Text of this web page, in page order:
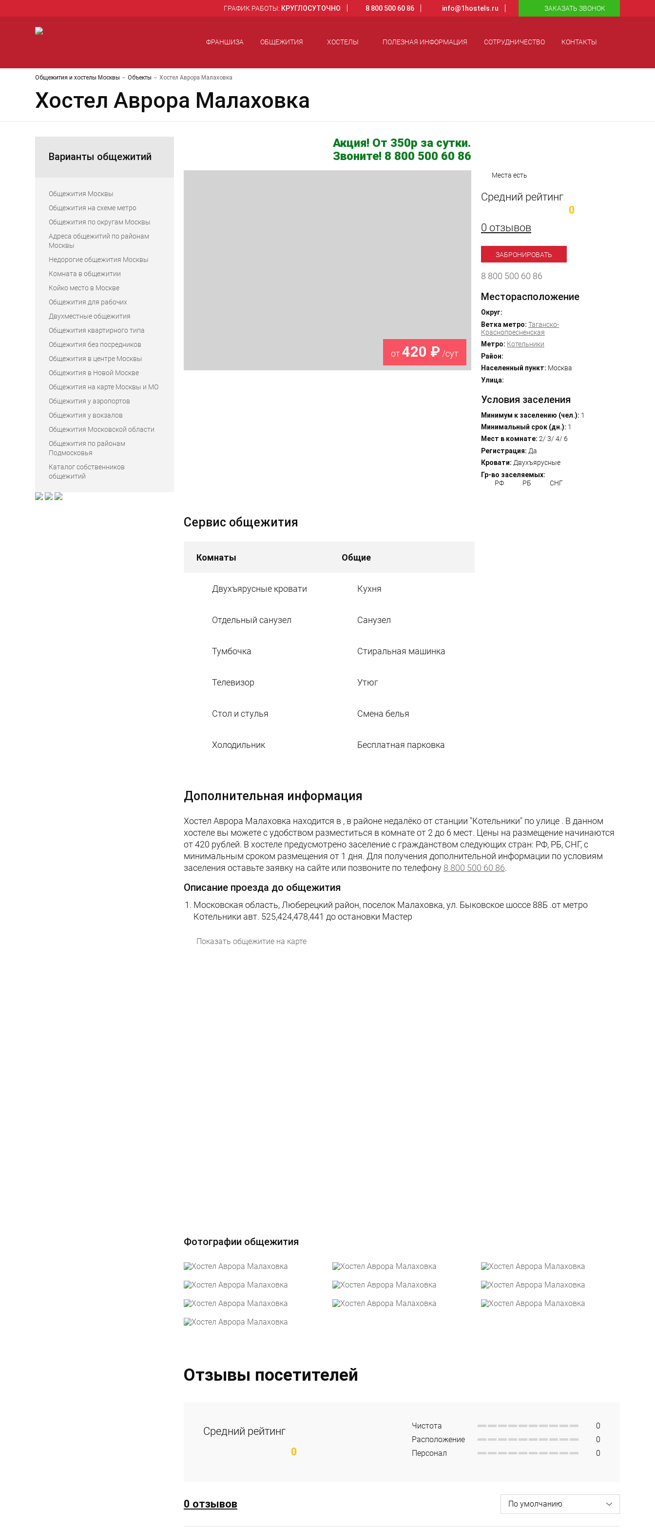
ГРАФИК РАБОТЫ: КРУГЛОСУТОЧНО 8 800 500 60 86 info@1hostels.ru ЗАКАЗАТЬ ЗВОНОК
ФРАНШИЗА ОБЩЕЖИТИЯ ХОСТЕЛЫ ПОЛЕЗНАЯ ИНФОРМАЦИЯ СОТРУДНИЧЕСТВО КОНТАКТЫ
Общежития и хостелы Москвы Объекты Хостел Аврора Малаховка
Хостел Аврора Малаховка
Варианты общежитий
Общежития Москвы
Общежития на схеме метро
Общежития по округам Москвы
Адреса общежитий по районам
Москвы
Недорогие общежития Москвы
Комната в общежитии
Койко место в Москве
Общежития для рабочих
Двухместные общежития
Общежития квартирного типа
Общежития без посредников
Общежития в центре Москвы
Общежития в Новой Москве
Общежития на карте Москвы и МО
Общежития у аэропортов
Общежития у вокзалов
Общежития Московской области
Общежития по районам
Подмосковья
Каталог собственников
общежитий
Акция! От 350р за сутки.
Звоните! 8 800 500 60 86
от420 ₽ /сут
Места есть
Средний рейтинг
0
0 отзывов
ЗАБРОНИРОВАТЬ
8 800 500 60 86
Месторасположение
Округ:
Ветка метро: Таганско-
Краснопресненская
Метро: Котельники
Район:
Населенный пункт: Москва
Улица:
Условия заселения
Минимум к заселению (чел.): 1
Минимальный срок (дн.): 1
Мест в комнате: 2/ 3/ 4/ 6
Регистрация: Да
Кровати: Двухъярусные
Гр-во заселяемых:
РФ
РБ СНГ
Сервис общежития
Комнаты
Двухъярусные кровати
Отдельный санузел
Тумбочка
Телевизор
Стол и стулья
Холодильник
Общие
Кухня
Санузел
Стиральная машинка
Утюг
Смена белья
Бесплатная парковка
Дополнительная информация
Хостел Аврора Малаховка находится в , в районе недалёко от станции "Котельники" по улице . В данном
хостеле вы можете с удобством разместиться в комнате от 2 до 6 мест. Цены на размещение начинаются
от 420 рублей. В хостеле предусмотрено заселение с гражданством следующих стран: РФ, РБ, СНГ, с
минимальным сроком размещения от 1 дня. Для получения дополнительной информации по условиям
заселения оставьте заявку на сайте или позвоните по телефону 8 800 500 60 86.
Описание проезда до общежития
Московская область, Люберецкий район, поселок Малаховка, ул. Быковское шоссе 88Б .от метро
Котельники авт. 525,424,478,441 до остановки Мастер
Показать общежитие на карте
Фотографии общежития
Отзывы посетителей
Средний рейтинг
0
Чистота
0
Расположение
0
Персонал
0
0 отзывов